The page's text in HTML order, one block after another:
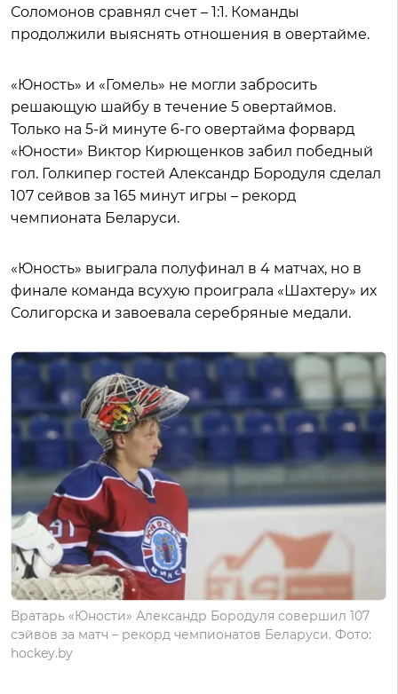
Соломонов сравнял счет – 1:1. Команды
продолжили выяснять отношения в овертайме.
«Юность» и «Гомель» не могли забросить
решающую шайбу в течение 5 овертаймов.
Только на 5-й минуте 6-го овертайма форвард
«Юности» Виктор Кирющенков забил победный
гол. Голкипер гостей Александр Бородуля сделал
107 сейвов за 165 минут игры – рекорд
чемпионата Беларуси.
«Юность» выиграла полуфинал в 4 матчах, но в
финале команда всухую проиграла «Шахтеру» их
Солигорска и завоевала серебряные медали.
Вратарь «Юности» Александр Бородуля совершил 107
сэйвов за матч – рекорд чемпионатов Беларуси. Фото:
hockey.by